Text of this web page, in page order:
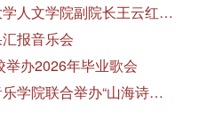
【河洛大讲堂】河南科技大学人文学院副院长王云红教授应邀作专题讲座
报音乐会
办2026年毕业歌会
鸿都书院二号学生社区与音乐学院联合举办“山海诗恋”合唱思政汇报音乐会